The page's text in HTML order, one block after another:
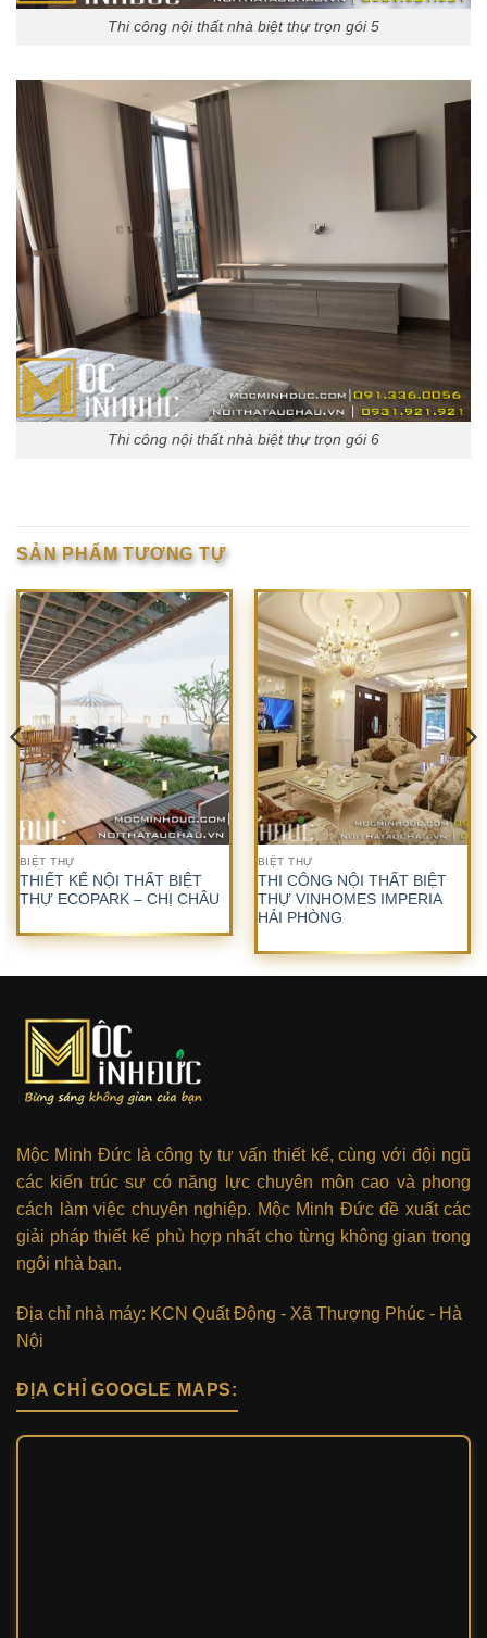
Thi công nội thất nhà biệt thự trọn gói 5
Thi công nội thất nhà biệt thự trọn gói 6
SẢN PHẨM TƯƠNG TỰ
BIỆT THỰ
THIẾT KẾ NỘI THẤT BIỆT
THỰ ECOPARK – CHỊ CHÂU
BIỆT THỰ
THI CÔNG NỘI THẤT BIỆT
THỰ VINHOMES IMPERIA
HẢI PHÒNG
Mộc Minh Đức là công ty tư vấn thiết kế, cùng với đội ngũ
các kiến trúc sư có năng lực chuyên môn cao và phong
cách làm việc chuyên nghiệp. Mộc Minh Đức đề xuất các
giải pháp thiết kế phù hợp nhất cho từng không gian trong
ngôi nhà bạn.
Địa chỉ nhà máy: KCN Quất Động - Xã Thượng Phúc - Hà
Nội
ĐỊA CHỈ GOOGLE MAPS: